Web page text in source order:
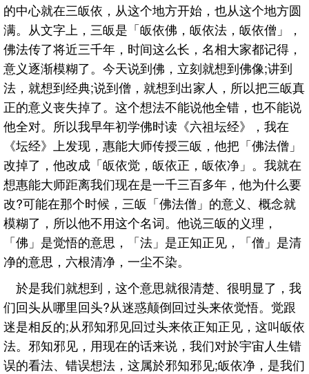
的中心就在三皈依，从这个地方开始，也从这个地方圆
满。从文字上，三皈是「皈依佛，皈依法，皈依僧」，
佛法传了将近三千年，时间这么长，名相大家都记得，
意义逐渐模糊了。今天说到佛，立刻就想到佛像;讲到
法，就想到经典;说到僧，就想到出家人，所以把三皈真
正的意义丧失掉了。这个想法不能说他全错，也不能说
他全对。所以我早年初学佛时读《六祖坛经》，我在
《坛经》上发现，惠能大师传授三皈，他把「佛法僧」
改掉了，他改成「皈依觉，皈依正，皈依净」。我就在
想惠能大师距离我们现在是一千三百多年，他为什么要
改?可能在那个时候，三皈「佛法僧」的意义、概念就
模糊了，所以他不用这个名词。他说三皈的义理，
「佛」是觉悟的意思，「法」是正知正见，「僧」是清
净的意思，六根清净，一尘不染。
於是我们就想到，这个意思就很清楚、很明显了，我
们回头从哪里回头?从迷惑颠倒回过头来依觉悟。觉跟
迷是相反的;从邪知邪见回过头来依正知正见，这叫皈依
法。邪知邪见，用现在的话来说，我们对於宇宙人生错
误的看法、错误想法，这属於邪知邪见;皈依净，是我们